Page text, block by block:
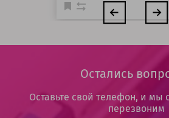
Остались
Оставьте свой телефон, и мы
перезвоним